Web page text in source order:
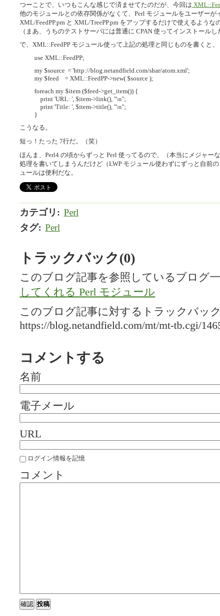
つーことで、いつもこんな感じで済ませてたのだが、今回は
他のモジュールとの依存関係がなくて、Perl モジュールをユーザー
XML/FeedPP.pm と XML/TreePP.pm をアップするだけで使えるよう
（まあ、うちのテストサーバには普通に CPAN 使ってインストールし
で、XML::FeedPP モジュール使って上記の処理と同じものを書くと、
use XML::FeedPP;
my $source = 'http://blog.netandfield.com/shar/atom.xml';
my $feed = XML::FeedPP->new( $source );
foreach my $item ($feed->get_item()) {
print 'URL: ', $item->link(), "\n";
print 'Title: ', $item->title(), "\n";
}
こうなる。
短っ！たった 7行だ。（笑）
ほんま、Perl4 の頃からずっと Perl 使ってるので、（本当にメジャー
処理を書いてしまうんだけど（LWP モジュール使わずにずっと自前
ュールは便利だな。
カテゴリ : Perl
タグ: Perl
トラックバック(0)
このブログ記事を参照しているブログ
してくれる Perl モジュール
このブログ記事に対するトラックバッ
https://blog.netandfield.com/mt/mt-tb.cgi/
コメントする
名前
電子メール
URL
ログイン情報を記憶
コメント